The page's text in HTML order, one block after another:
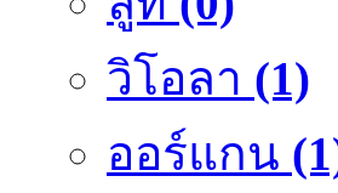
วิโอลา (1)
ออร์แกน